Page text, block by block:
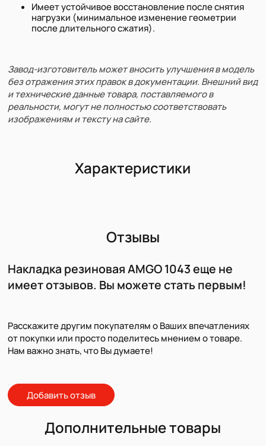
Имеет устойчивое восстановление после снятия
нагрузки (минимальное изменение геометрии
после длительного сжатия).
Завод-изготовитель может вносить улучшения в модель
без отражения этих правок в документации. Внешний вид
и технические данные товара, поставляемого в
реальности, могут не полностью соответствовать
изображениям и тексту на сайте.
Характеристики
Отзывы
Накладка резиновая AMGO 1043 еще не
имеет отзывов. Вы можете стать первым!
Расскажите другим покупателям о Ваших впечатлениях
от покупки или просто поделитесь мнением о товаре.
Нам важно знать, что Вы думаете!
Добавить отзыв
Дополнительные товары